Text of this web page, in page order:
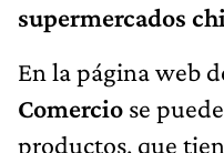
supermercados
En la página web
Comercio se
productos, que